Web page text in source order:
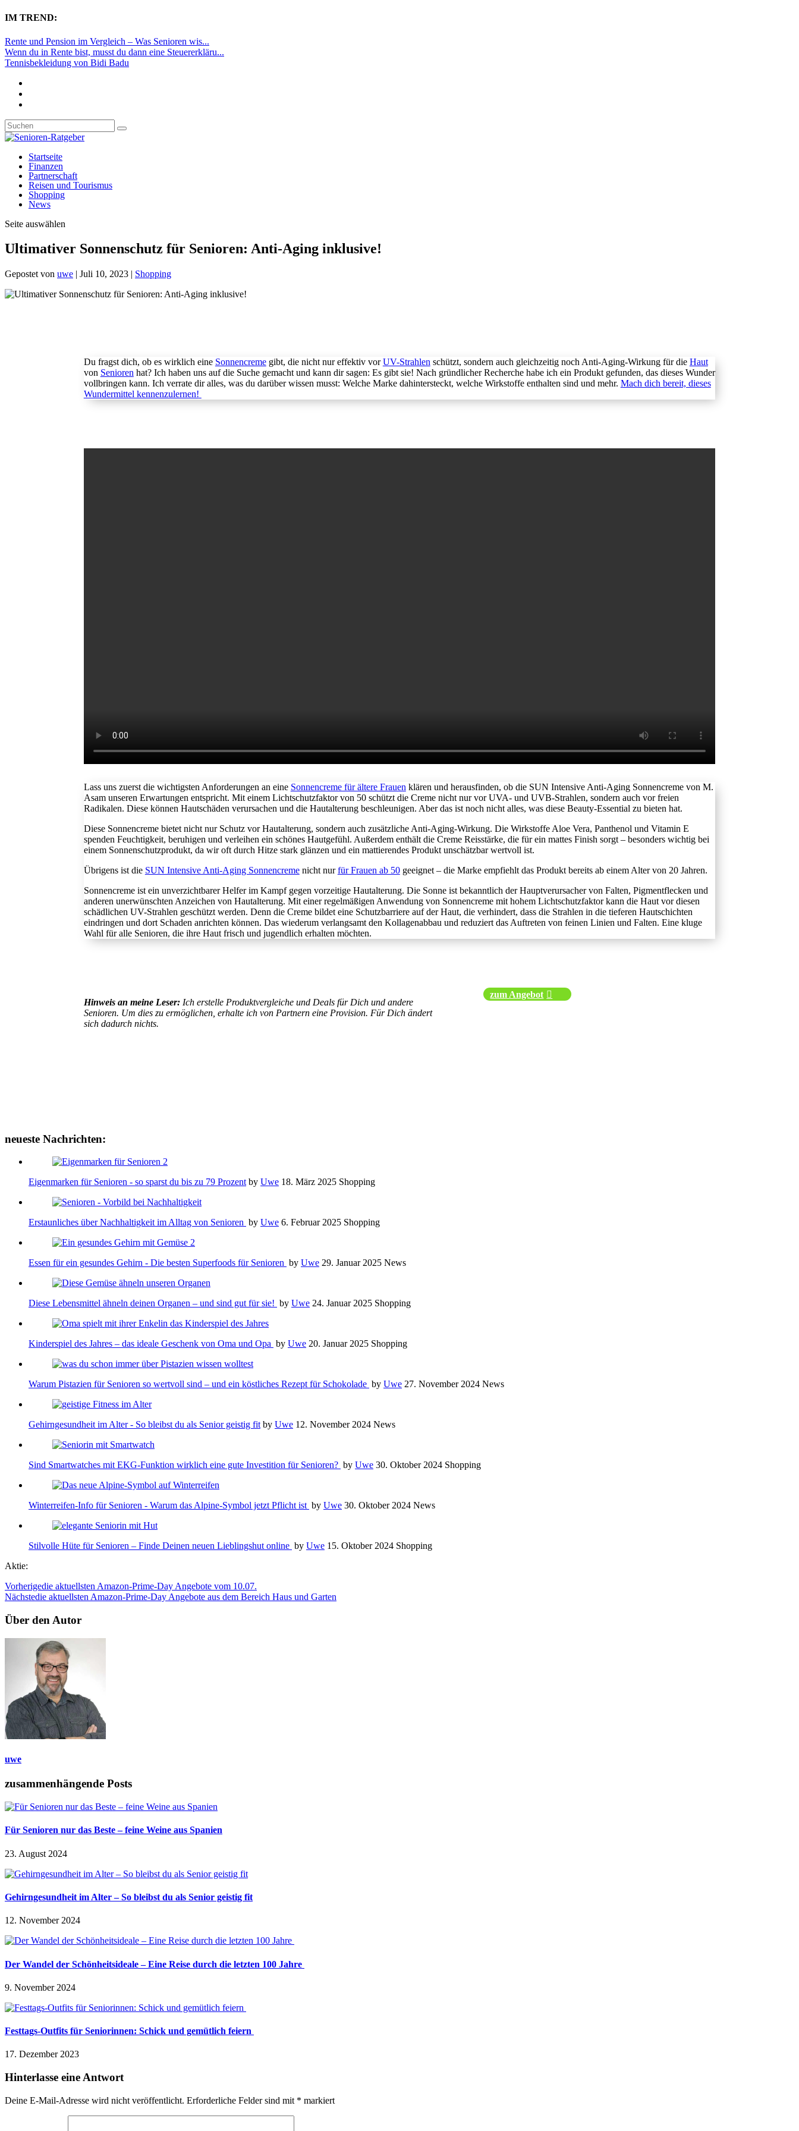
IM TREND:
Rente und Pension im Vergleich – Was Senioren wis...
Wenn du in Rente bist, musst du dann eine Steuererkläru...
Tennisbekleidung von Bidi Badu
Startseite
Finanzen
Partnerschaft
Reisen und Tourismus
Shopping
News
Seite auswählen
Ultimativer Sonnenschutz für Senioren: Anti-Aging inklusive!
Gepostet von uwe | Juli 10, 2023 | Shopping
Du fragst dich, ob es wirklich eine Sonnencremegibt, die nicht nur effektiv vorUV-Strahlen schützt, sondern auch gleichzeitig noch Anti-Aging-Wirkung für die Haut
von Senioren hat? Ich haben uns auf die Suche gemacht und kann dir sagen: Es gibt sie! Nach gründlicher Recherche habe ich ein Produkt gefunden, das dieses Wunder
vollbringen kann. Ich verratedir alles, was du darüber wissen musst: Welche Marke dahintersteckt, welche Wirkstoffe enthalten sind und mehr. Mach dich bereit, dieses
Wundermittel kennenzulernen!
Lass uns zuerst die wichtigsten Anforderungen an eine Sonnencreme für ältere Frauen klären und herausfinden, ob die SUN Intensive Anti-Aging Sonnencreme von M.
Asam unseren Erwartungen entspricht. Mit einem Lichtschutzfaktor von 50 schützt die Creme nicht nur vor UVA- und UVB-Strahlen, sondern auch vor freien
Radikalen. Diese können Hautschäden verursachen und die Hautalterung beschleunigen. Aber das ist noch nicht alles, was diese Beauty-Essential zu bieten hat.
Diese Sonnencreme bietet nicht nur Schutz vor Hautalterung, sondern auch zusätzliche Anti-Aging-Wirkung. Die Wirkstoffe Aloe Vera, Panthenol und Vitamin E
spenden Feuchtigkeit, beruhigen und verleihen ein schönes Hautgefühl. Außerdem enthält die Creme Reisstärke, die für ein mattes Finish sorgt – besonders wichtig bei
einem Sonnenschutzprodukt, da wir oft durch Hitze stark glänzen und ein mattierendes Produkt unschätzbar wertvoll ist.
Übrigens ist die SUN Intensive Anti-Aging Sonnencremenicht nurfür Frauen ab 50geeignet – die Marke empfiehlt das Produkt bereits ab einem Alter von 20 Jahren.
Sonnencreme ist ein unverzichtbarer Helfer im Kampf gegen vorzeitige Hautalterung. Die Sonne ist bekanntlich der Hauptverursacher von Falten, Pigmentflecken und
anderen unerwünschten Anzeichen von Hautalterung. Mit einer regelmäßigen Anwendung von Sonnencreme mit hohem Lichtschutzfaktor kann die Haut vor diesen
schädlichen UV-Strahlen geschützt werden. Denn die Creme bildet eine Schutzbarriere auf der Haut, die verhindert, dass die Strahlen in die tieferen Hautschichten
eindringen und dort Schaden anrichten können. Das wiederum verlangsamt den Kollagenabbau und reduziert das Auftreten von feinen Linien und Falten. Eine kluge
Wahl für alle Senioren, die ihre Haut frisch und jugendlich erhalten möchten.
Hinweis an meine Leser: Ich erstelle Produktvergleiche und Deals für Dich und andere
Senioren. Um dies zu ermöglichen, erhalte ich von Partnern eine Provision. Für Dich ändert
sich dadurch nichts.
zum Angebot
neueste Nachrichten:
Eigenmarken für Senioren - so sparst du bis zu 79 Prozentby Uwe 18. März 2025 Shopping
Erstaunliches über Nachhaltigkeit im Alltag von Senioren by Uwe 6. Februar 2025 Shopping
Essen für ein gesundes Gehirn - Die besten Superfoods für Senioren by Uwe 29. Januar 2025 News
Diese Lebensmittel ähneln deinen Organen – und sind gut für sie! by Uwe 24. Januar 2025 Shopping
Kinderspiel des Jahres – das ideale Geschenk von Oma und Opa by Uwe 20. Januar 2025 Shopping
Warum Pistazien für Senioren so wertvoll sind – und ein köstliches Rezept für Schokolade by Uwe 27. November 2024 News
Gehirngesundheit im Alter - So bleibst du als Senior geistig fitby Uwe 12. November 2024 News
Sind Smartwatches mit EKG-Funktion wirklich eine gute Investition für Senioren? by Uwe 30. Oktober 2024 Shopping
Winterreifen-Info für Senioren - Warum das Alpine-Symbol jetzt Pflicht ist by Uwe 30. Oktober 2024 News
Stilvolle Hüte für Senioren – Finde Deinen neuen Lieblingshut online by Uwe 15. Oktober 2024 Shopping
Aktie:
Vorherigedie aktuellsten Amazon-Prime-Day Angebote vom 10.07.
Nächstedie aktuellsten Amazon-Prime-Day Angebote aus dem Bereich Haus und Garten
Über den Autor
uwe
zusammenhängende Posts
Für Senioren nur das Beste – feine Weine aus Spanien
23. August 2024
Gehirngesundheit im Alter – So bleibst du als Senior geistig fit
12. November 2024
Der Wandel der Schönheitsideale – Eine Reise durch die letzten 100 Jahre
9. November 2024
Festtags-Outfits für Seniorinnen: Schick und gemütlich feiern
17. Dezember 2023
Hinterlasse eine Antwort
Deine E-Mail-Adresse wird nicht veröffentlicht. Erforderliche Felder sind mit * markiert